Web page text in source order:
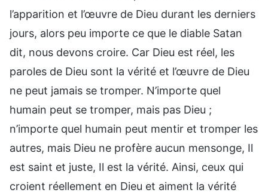
l’apparition et l’œuvre de Dieu durant les derniers
jours, alors peu importe ce que le diable Satan
dit, nous devons croire. Car Dieu est réel, les
paroles de Dieu sont la vérité et l’œuvre de Dieu
ne peut jamais se tromper. N’importe quel
humain peut se tromper, mais pas Dieu ;
n’importe quel humain peut mentir et tromper les
autres, mais Dieu ne profère aucun mensonge, Il
est saint et juste, Il est la vérité. Ainsi, ceux qui
croient réellement en Dieu et aiment la vérité